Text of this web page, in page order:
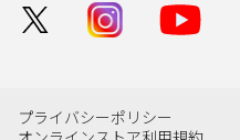
プライバシーポリシー